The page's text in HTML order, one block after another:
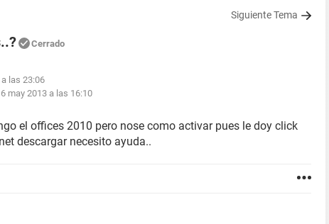
Siguiente Tema
Cerrado
las 23:06
may 2013 a las 16:10
el offices 2010 pero nose como activar pues le doy click
descargar necesito ayuda..